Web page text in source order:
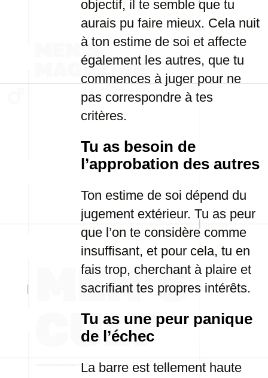
objectif, il te semble que tu
aurais pu faire mieux. Cela nuit
à ton estime de soi et affecte
également les autres, que tu
commences à juger pour ne
pas correspondre à tes
critères.
Tu as besoin de
l’approbation des autres
Ton estime de soi dépend du
jugement extérieur. Tu as peur
que l’on te considère comme
insuffisant, et pour cela, tu en
fais trop, cherchant à plaire et
sacrifiant tes propres intérêts.
Tu as une peur panique
de l’échec
La barre est tellement haute